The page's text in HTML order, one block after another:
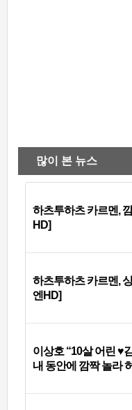
많이 본 뉴스
하츠투하츠 카르멘,
HD]
하츠투하츠 카르멘,
엔HD]
이상호 “10살 어린 ♥
내 동안에 깜짝 놀라